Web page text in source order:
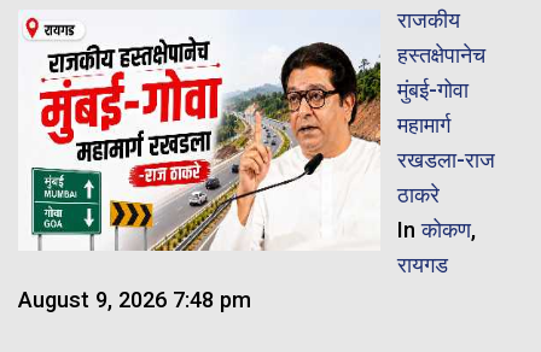
राजकीय
हस्तक्षेपानेच
मुंबई-गोवा
महामार्ग
रखडला-राज
ठाकरे
Inकोकण,
रायगड
August 9, 2026 7:48 pm